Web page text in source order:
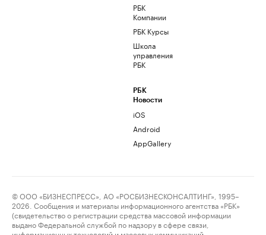
РБК
Компании
РБК Курсы
Школа
управления
РБК
РБК
Новости
iOS
Android
AppGallery
© ООО «БИЗНЕСПРЕСС», АО «РОСБИЗНЕСКОНСАЛТИНГ», 1995–
2026. Сообщения и материалы информационного агентства «РБК»
(свидетельство о регистрации средства массовой информации
выдано Федеральной службой по надзору в сфере связи,